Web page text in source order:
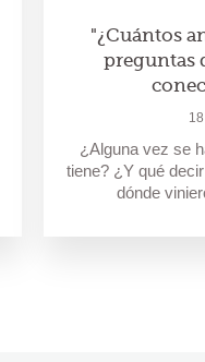
"¿Cuántos
preguntas
¿Alguna vez se
tiene? ¿Y qué
dónde